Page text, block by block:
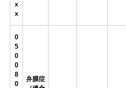
x
x
0
5
0
0
8
0
弁膜症